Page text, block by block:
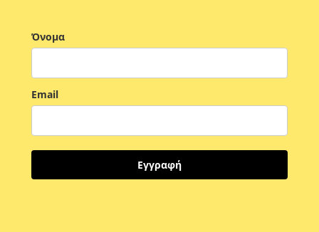
Όνομα
Email
Εγγραφή